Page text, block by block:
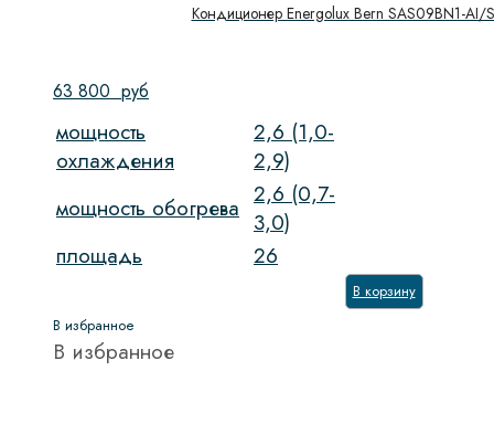
Кондиционер Energolux Bern SAS09BN1-AI/
63 800 руб
мощность
охлаждения
2,6 (1,0-
2,9)
мощность обогрева 2,6 (0,7-
3,0)
площадь
26
В корзину
В избранное
В избранное